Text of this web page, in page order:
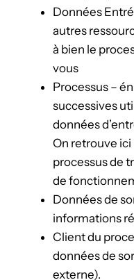
Données
autres
à bien le
vous
Processus –
successives
données
On retrouve ici
processus de
de
Données de
informations
Client du
données de
externe).